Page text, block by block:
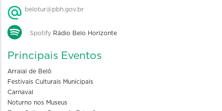
belotur@pbh.gov.br
Spotify Rádio Belo Horizonte
Principais Eventos
Arraial de Belô
Festivais Culturais Municipais
Carnaval
Noturno nos Museus